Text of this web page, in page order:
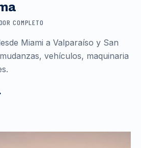
COMPLETO
Miami a Valparaíso y San
vehículos, maquinaria